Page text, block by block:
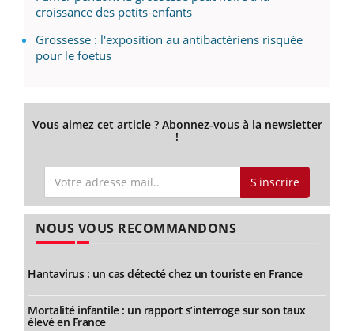
croissance des petits-enfants
Grossesse : l'exposition au antibactériens risquée
pour le foetus
Vous aimez cet article ? Abonnez-vous à la newsletter
!
S'inscrire
NOUS VOUS RECOMMANDONS
Hantavirus : un cas détecté chez un touriste en France
Mortalité infantile : un rapport s’interroge sur son taux
élevé en France